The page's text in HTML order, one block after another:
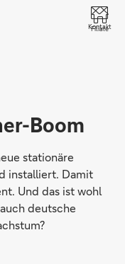
Kontakt
Filiale
Boom
stationäre
installiert. Damit
Und das ist wohl
deutsche